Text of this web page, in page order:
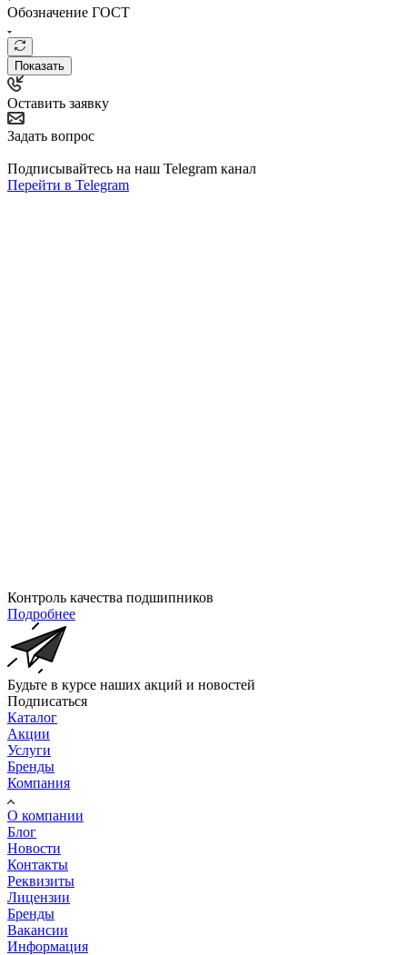
Обозначение ГОСТ
Показать
Оставить заявку
Задать вопрос
Подписывайтесь на наш Telegram канал
Перейти в Telegram
Контроль качества подшипников
Подробнее
Будьте в курсе наших акций и новостей
Подписаться
Каталог
Акции
Услуги
Бренды
Компания
О компании
Блог
Новости
Контакты
Реквизиты
Лицензии
Бренды
Вакансии
Информация